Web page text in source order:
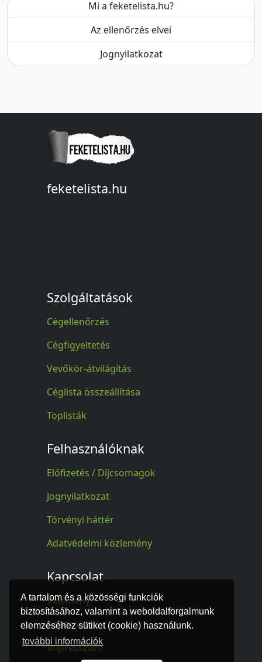
A tartalom és a közösségi funkciók
biztosításához, valamint a weboldalforgalmunk
elemzéséhez sütiket (cookie) használunk.
további információk
Mi a feketelista.hu?
Az ellenőrzés elvei
Jognyilatkozat
feketelista.hu
Szolgáltatások
Cégellenőrzés
Cégfigyeltetés
Vevőkör-átvilágítás
Céglista összeállítása
Toplisták
Felhasználóknak
Előfizetés / Díjcsomagok
Jognyilatkozat
Törvényi háttér
Adatvédelmi közlemény
Kapcsolat
Vélemény
Kapcsolat
Impresszum